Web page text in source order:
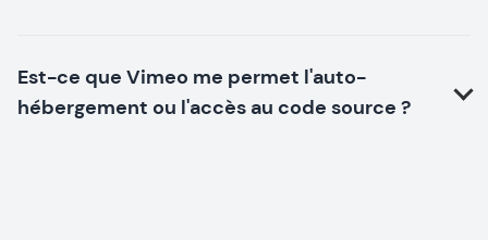
Est-ce que Vimeo me permet l'auto-
hébergement ou l'accès au code source ?